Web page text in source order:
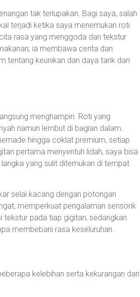
tak terlupakan. Bagi saya, salah
terjadi ketika saya menemukan roti
rasa yang menggoda dan tekstur
ia membawa cerita dan
tentang keunikan dan daya tarik dari
menghampiri. Roti yang
namun lembut di bagian dalam.
hingga coklat premium, setiap
pertama menyentuh lidah, saya bisa
yang sulit ditemukan di tempat
selai kacang dengan potongan
memperkuat pengalaman sensorik
pada tiap gigitan, sedangkan
membebani rasa keseluruhan.
kelebihan serta kekurangan dari